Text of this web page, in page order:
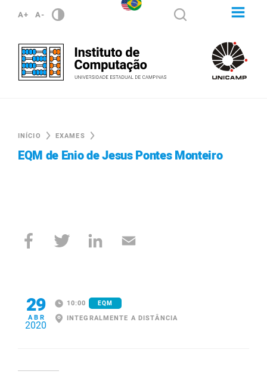
A+ A-
INÍCIO EXAMES
EQM de Enio de Jesus Pontes Monteiro
29
ABR
2020
10:00 EQM
INTEGRALMENTE A DISTÂNCIA